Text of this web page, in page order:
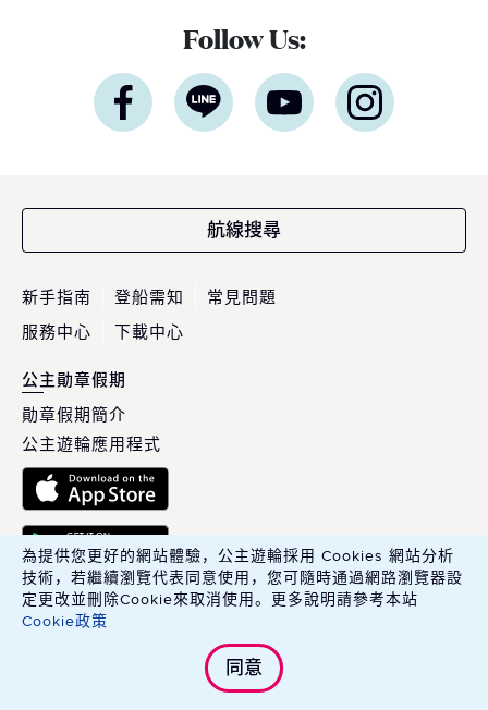
Follow Us:
航線搜尋
新手指南 登船需知
常見問題
服務中心
下載中心
公主勛章假期
勛章假期簡介
公主遊輪應用程式
英商康年華旅行社股份有限公司臺灣分公司 Carnival PLC, Taiwan
Branch.
綜合旅行業交觀綜字 215100 號．旅行業品保協會會員編號 北 2783 號
為提供您更好的網站體驗，公主遊輪採用 Cookies 網站分析
技術，若繼續瀏覽代表同意使用，您可隨時通過網路瀏覽器設
定更改並刪除Cookie來取消使用。更多說明請參考本站
Cookie政策
同意